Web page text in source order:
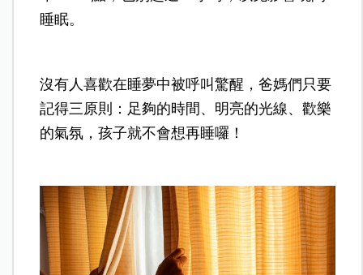
睡眠。
沒有人喜歡在睡夢中被呼叫驚醒，爸媽們只要
記得三原則：足夠的時間、明亮的光線、歡樂
的氣氛，孩子就不會想再睡囉！